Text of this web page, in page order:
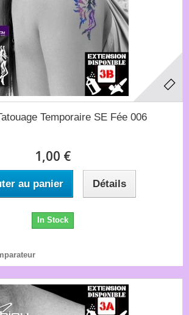
Temporaire SE Fée 006
1,00 €
au panier Détails
In Stock